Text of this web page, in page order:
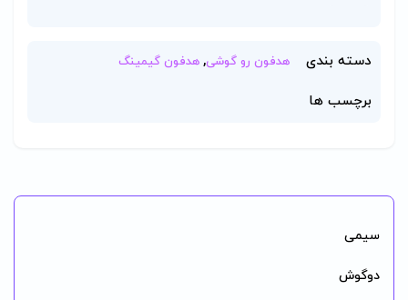
دسته بندی هدفون رو گوشی, هدفون گیمینگ
برچسب ها
سیمی
دوگوش